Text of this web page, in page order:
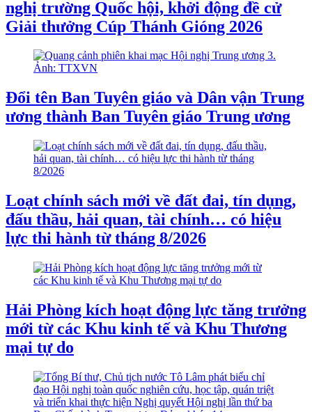
nghị trường Quốc hội, khởi động đề cử
Giải thưởng Cúp Thánh Gióng 2026
Đổi tên Ban Tuyên giáo và Dân vận Trung
ương thành Ban Tuyên giáo Trung ương
Loạt chính sách mới về đất đai, tín dụng,
đấu thầu, hải quan, tài chính… có hiệu
lực thi hành từ tháng 8/2026
Hải Phòng kích hoạt động lực tăng trưởng
mới từ các Khu kinh tế và Khu Thương
mại tự do